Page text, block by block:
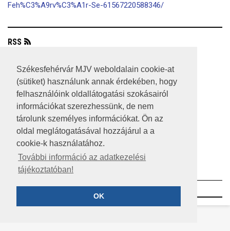
Székesfehérvár MJV weboldalain cookie-at
(sütiket) használunk annak érdekében, hogy
felhasználóink oldallátogatási szokásairól
információkat szerezhessünk, de nem
tárolunk személyes információkat. Ön az
oldal meglátogatásával hozzájárul a a
cookie-k használatához.
További információ az adatkezelési
tájékoztatóban!
OK
Feh%C3%A9rv%C3%A1r-Se-61567220588346/
RSS
JOGI NYILATKOZAT
IMPRESSZUM
MÉDIAAJÁNLAT
KÖZÉRDEKŰ ADATOK
ADATVÉDELEM
©2023 SZÉKESFEHÉRVÁR MEGYEI JOGÚ VÁROS